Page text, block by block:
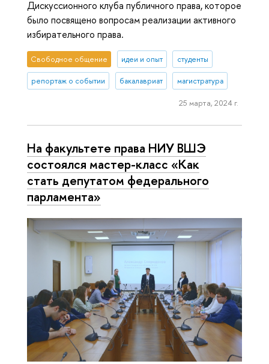
Дискуссионного клуба публичного права, которое
было посвящено вопросам реализации активного
избирательного права.
Свободное общение идеи и опыт студенты
репортаж о событии бакалавриат магистратура
25 марта, 2024 г.
На факультете права НИУ ВШЭ
состоялся мастер-класс «Как
стать депутатом федерального
парламента»